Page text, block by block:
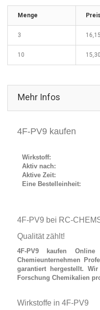
Menge Preis
3
10
Mehr Infos
4F-PV9 kaufen
Wirkstoff:
Aktiv nach:
Aktive Zeit:
Eine Bestelleinheit:
4F-PV9 bei RC-
Qualität zählt!
4F-PV9 kaufen Online
Chemieunternehmen
garantiert hergestellt.
Forschung Chemikalien
Wirkstoffe in 4F-PV9